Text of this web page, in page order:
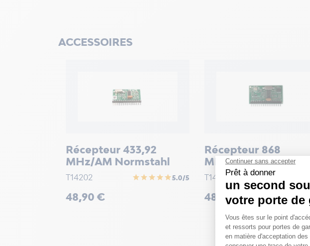
ACCESSOIRES
Récepteur 433,92
MHz/AM Normstahl
T14202 star star star star star5.0/5
Prix
48,90 €
Récepteur 868
MHz/AM Normstahl
T14202-1
Prix
48,90 €